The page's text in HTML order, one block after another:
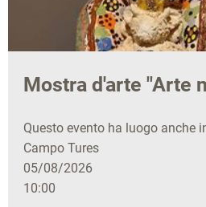
Mostra d'arte "Arte
Questo evento ha luogo anche
Campo Tures
05/08/2026
10:00